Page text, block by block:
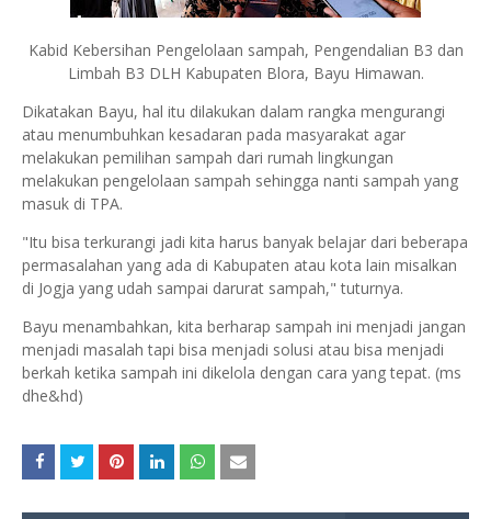
Kabid Kebersihan Pengelolaan sampah, Pengendalian B3 dan
Limbah B3 DLH Kabupaten Blora, Bayu Himawan.
Dikatakan Bayu, hal itu dilakukan dalam rangka mengurangi
atau menumbuhkan kesadaran pada masyarakat agar
melakukan pemilihan sampah dari rumah lingkungan
melakukan pengelolaan sampah sehingga nanti sampah yang
masuk di TPA.
"Itu bisa terkurangi jadi kita harus banyak belajar dari beberapa
permasalahan yang ada di Kabupaten atau kota lain misalkan
di Jogja yang udah sampai darurat sampah," tuturnya.
Bayu menambahkan, kita berharap sampah ini menjadi jangan
menjadi masalah tapi bisa menjadi solusi atau bisa menjadi
berkah ketika sampah ini dikelola dengan cara yang tepat. (ms
dhe&hd)